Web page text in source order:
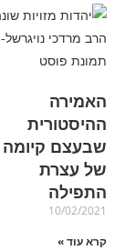
האמירה
ההיסטורית
שבעצם קיומה
של עצרת
התפילה
10/02/2021
קרא עוד »